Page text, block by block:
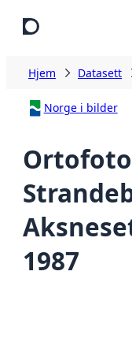
Hjem Datasett
Norge i bilder
Ortofoto
1987